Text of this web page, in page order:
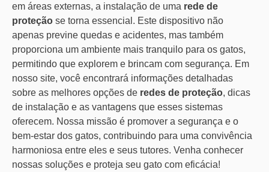
em áreas externas, a instalação de uma rede de
proteção se torna essencial. Este dispositivo não
apenas previne quedas e acidentes, mas também
proporciona um ambiente mais tranquilo para os gatos,
permitindo que explorem e brincam com segurança. Em
nosso site, você encontrará informações detalhadas
sobre as melhores opções de redes de proteção, dicas
de instalação e as vantagens que esses sistemas
oferecem. Nossa missão é promover a segurança e o
bem-estar dos gatos, contribuindo para uma convivência
harmoniosa entre eles e seus tutores. Venha conhecer
nossas soluções e proteja seu gato com eficácia!